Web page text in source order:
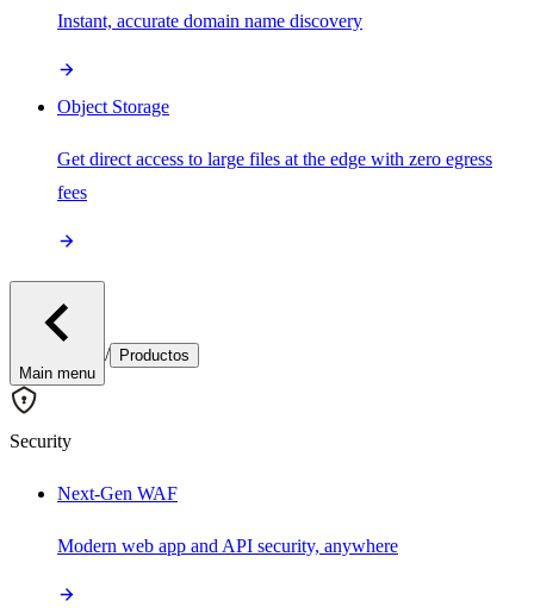
Instant, accurate domain name discovery
Object Storage
Get direct access to large files at the edge with zero egress
fees
Main menu
/ Productos
Security
Next-Gen WAF
Modern web app and API security, anywhere